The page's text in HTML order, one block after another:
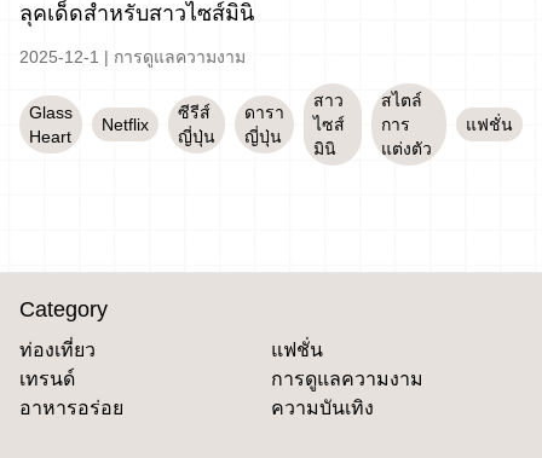
ลุคเด็ดสำหรับสาวไซส์มินิ
2025-12-1 | การดูแลความงาม
Glass
Heart
Netflix
ซีรีส์
ญี่ปุ่น
ดารา
ญี่ปุ่น
สาว
ไซส์
มินิ
สไตล์
การ
แต่งตัว
แฟชั่น
Category
ท่องเที่ยว
แฟชั่น
เทรนด์
การดูแลความงาม
อาหารอร่อย
ความบันเทิง